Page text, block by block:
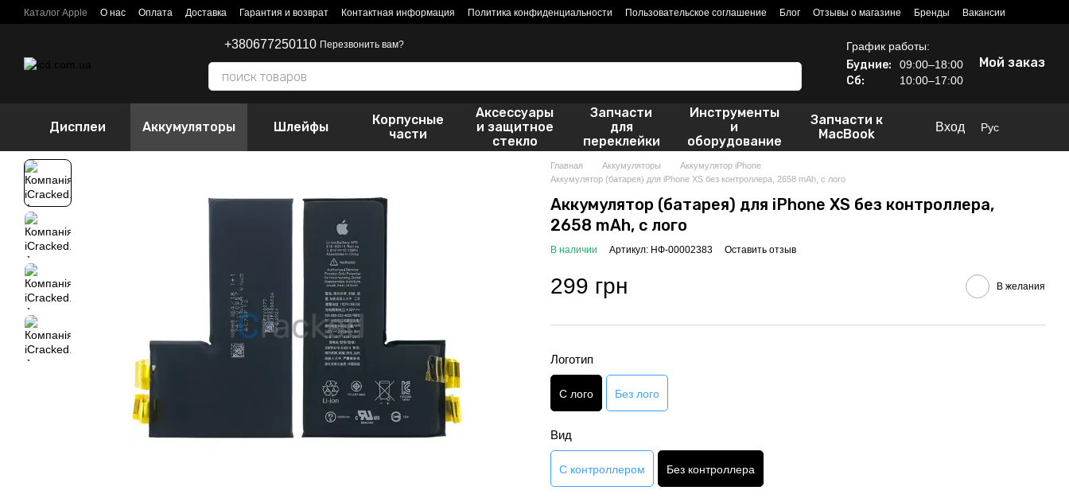
Перейти к основному контенту
Каталог Apple О нас Оплата Доставка Гарантия и возврат Контактная информация Политика конфиденциальности Пользовательское соглашение Блог Отзывы о магазине Бренды Вакансии
+380677250110 Перезвонить вам? График работы:
Будние: 09:00–18:00
Сб: 10:00–17:00
Мой заказ
Дисплеи Аккумуляторы Шлейфы
Корпусные
части
Аксессуары
и защитное
стекло
Запчасти
для
переклейки
Инструменты
и
оборудование
Запчасти к
MacBook
Вход Рус
Главная Аккумуляторы
Аккумулятор iPhone
Аккумулятор (батарея) для iPhone XS без контроллера, 2658 mAh, с лого
Аккумулятор (батарея) для iPhone XS без контроллера,
2658 mAh, с лого
В наличии Артикул: НФ-00002383 Оставить отзыв
299 грн В желания
Логотип
С лого Без лого
Вид
С контроллером Без контроллера